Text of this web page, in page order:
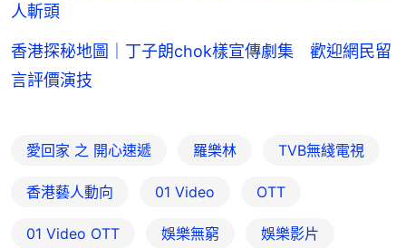
人斬頭
香港探秘地圖｜丁子朗chok樣宣傳劇集 歡迎網民留
言評價演技
愛回家 之 開心速遞 羅樂林 TVB無綫電視
香港藝人動向 01 Video OTT
01‌ ‌Video‌ ‌OTT 娛樂無窮 娛樂影片